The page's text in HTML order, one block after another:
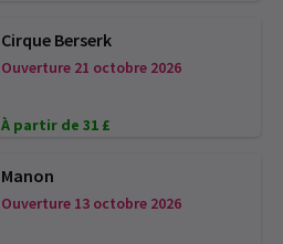
Cirque Berserk
Ouverture 21 octobre 2026
À partir de 31 £
Manon
Ouverture 13 octobre 2026